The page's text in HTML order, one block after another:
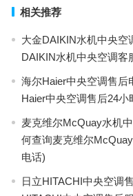
相关推荐
大金DAIKIN水机中央空
DAIKIN水机中央空调客
海尔Haier中央空调售后
Haier中央空调售后24
麦克维尔McQuay水机
何查询麦克维尔
电话)
日立HITACHI中央空调